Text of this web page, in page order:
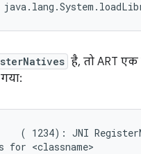
है, तो ART
( 1234): JNI